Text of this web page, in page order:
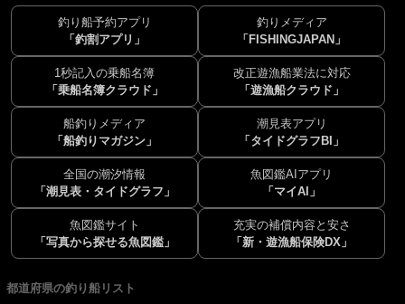
釣り船予約アプリ
「釣割アプリ」
釣りメディア
「FISHINGJAPAN」
1秒記入の乗船名簿
「乗船名簿クラウド」
改正遊漁船業法に対応
「遊漁船クラウド」
船釣りメディア
「船釣りマガジン」
潮見表アプリ
「タイドグラフBI」
全国の潮汐情報
「潮見表・タイドグラフ」
魚図鑑AIアプリ
「マイAI」
魚図鑑サイト
「写真から探せる魚図鑑」
充実の補償内容と安さ
「新・遊漁船保険DX」
都道府県の釣り船リスト